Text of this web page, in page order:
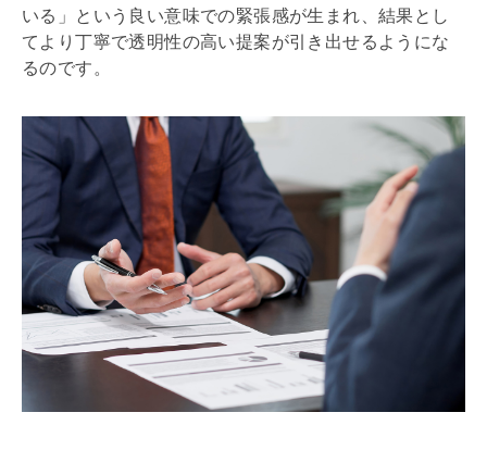
いる」という良い意味での緊張感が生まれ、結果とし
てより丁寧で透明性の高い提案が引き出せるようにな
るのです。